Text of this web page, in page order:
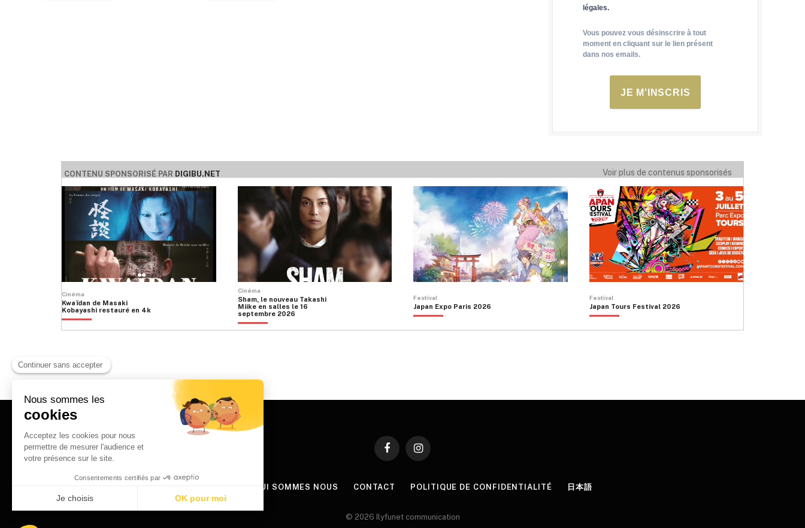
légales.
Vous pouvez vous désinscrire à tout
moment en cliquant sur le lien présent
dans nos emails.
JE M'INSCRIS
CONTENU SPONSORISÉ PAR DIGIBU.NET Voir plus de contenus sponsorisés
Cinéma
Kwaïdan de Masaki
Kobayashi restauré en 4k
Cinéma
Sham, le nouveau Takashi
Miike en salles le 16
septembre 2026
Festival
Japan Expo Paris 2026
Festival
Japan Tours Festival 2026
FacebookInstagram
QUI SOMMES NOUS CONTACT POLITIQUE DE CONFIDENTIALITÉ 日本語
© 2026 Ilyfunet communication